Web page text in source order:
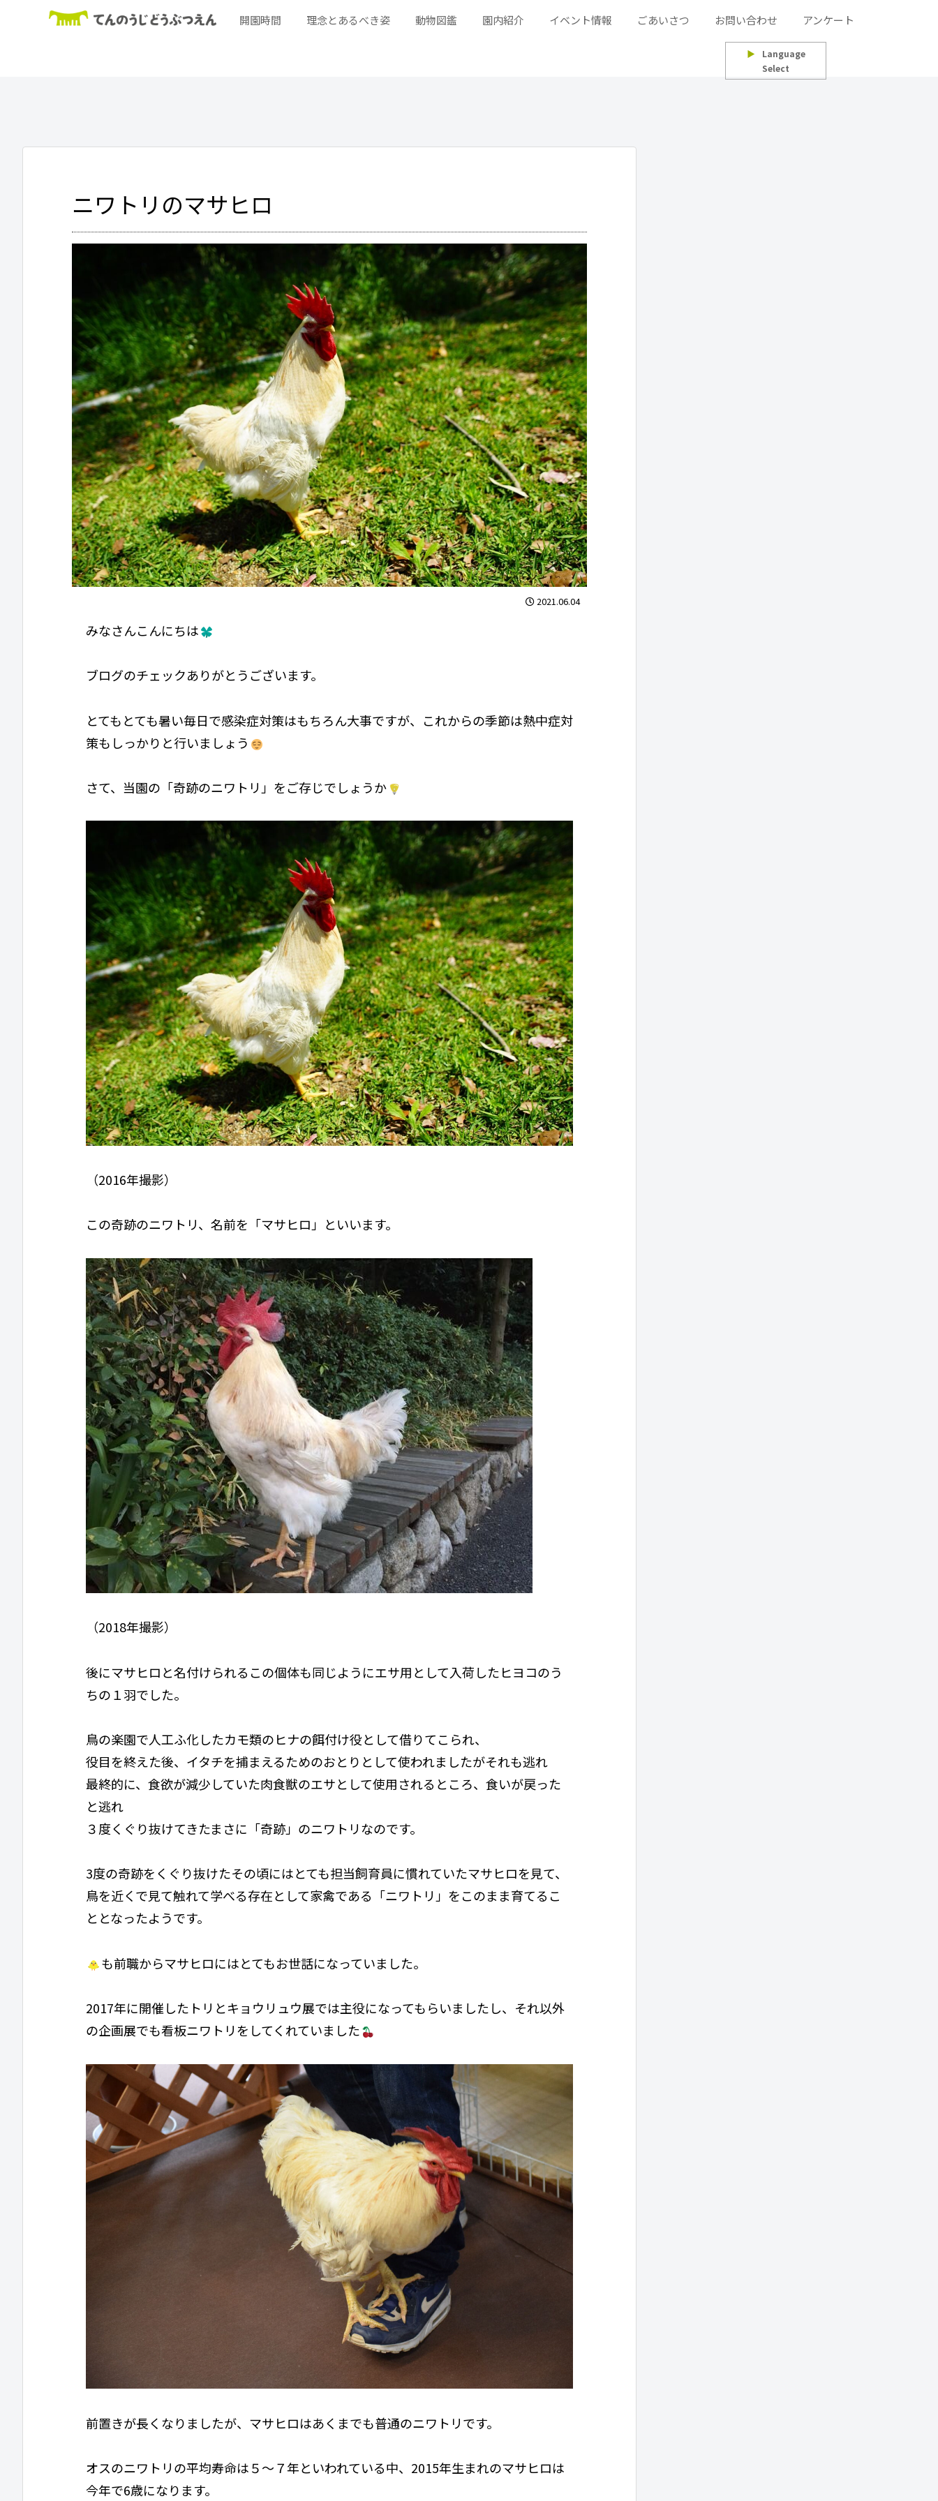
開園時間 理念とあるべき姿 動物図鑑 園内紹介 イベント情報 ごあいさつ お問い合わせ アンケート
▶
Language
Select
ニワトリのマサヒロ
2021.06.04
みなさんこんにちは
ブログのチェックありがとうございます。
とてもとても暑い毎日で感染症対策はもちろん大事ですが、これからの季節は熱中症対
策もしっかりと行いましょう
さて、当園の「奇跡のニワトリ」をご存じでしょうか
（2016年撮影）
この奇跡のニワトリ、名前を「マサヒロ」といいます。
（2018年撮影）
後にマサヒロと名付けられるこの個体も同じようにエサ用として入荷したヒヨコのう
ちの１羽でした。
鳥の楽園で人工ふ化したカモ類のヒナの餌付け役として借りてこられ、
役目を終えた後、イタチを捕まえるためのおとりとして使われましたがそれも逃れ
最終的に、食欲が減少していた肉食獣のエサとして使用されるところ、食いが戻った
と逃れ
３度くぐり抜けてきたまさに「奇跡」のニワトリなのです。
3度の奇跡をくぐり抜けたその頃にはとても担当飼育員に慣れていたマサヒロを見て、
鳥を近くで見て触れて学べる存在として家禽である「ニワトリ」をこのまま育てるこ
ととなったようです。
も前職からマサヒロにはとてもお世話になっていました。
2017年に開催したトリとキョウリュウ展では主役になってもらいましたし、それ以外
の企画展でも看板ニワトリをしてくれていました
前置きが長くなりましたが、マサヒロはあくまでも普通のニワトリです。
オスのニワトリの平均寿命は５～７年といわれている中、2015年生まれのマサヒロは
今年で6歳になります。